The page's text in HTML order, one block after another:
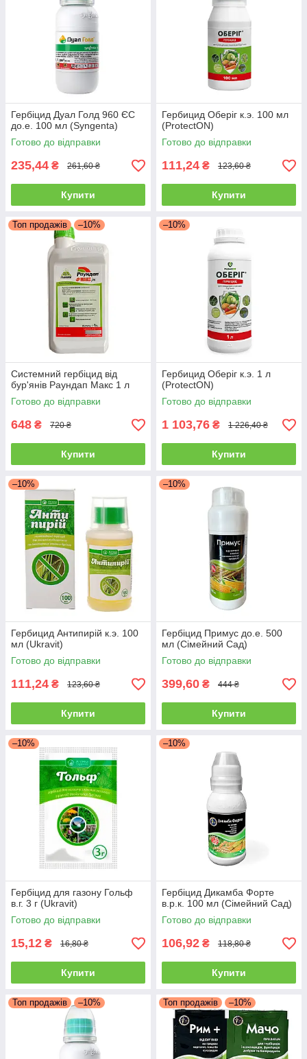
Гербіцид Дуал Голд 960 ЄС
до.е. 100 мл (Syngenta)
Готово до відправки
235,44 ₴ 261,60 ₴
Купити
Гербицид Оберіг к.э. 100 мл
(ProtectON)
Готово до відправки
111,24 ₴ 123,60 ₴
Купити
Топ продажів –10%
Системний гербіцид від
бур'янів Раундап Макс 1 л
Готово до відправки
648 ₴ 720 ₴
Купити
–10%
Гербицид Оберіг к.э. 1 л
(ProtectON)
Готово до відправки
1 103,76 ₴ 1 226,40 ₴
Купити
–10%
Гербицид Антипирій к.э. 100
мл (Ukravit)
Готово до відправки
111,24 ₴ 123,60 ₴
Купити
–10%
Гербіцид Примус до.е. 500
мл (Сімейний Сад)
Готово до відправки
399,60 ₴ 444 ₴
Купити
–10%
Гербіцид для газону Гольф
в.г. 3 г (Ukravit)
Готово до відправки
15,12 ₴ 16,80 ₴
Купити
–10%
Гербіцид Дикамба Форте
в.р.к. 100 мл (Сімейний Сад)
Готово до відправки
106,92 ₴ 118,80 ₴
Купити
Топ продажів –10% Топ продажів –10%